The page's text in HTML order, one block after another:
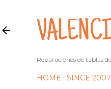
Reparaciones de tablas
HOME SINCE 2007